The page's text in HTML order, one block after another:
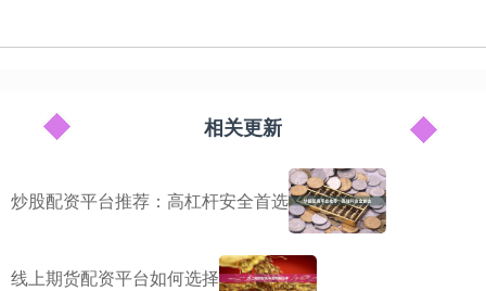
相关更新
炒股配资平台推荐：高杠杆安全首选
线上期货配资平台如何选择